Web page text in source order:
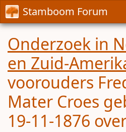
Stamboom Forum
Onderzoek in
en Zuid-
voorouders
Mater Croes
19-11-1876